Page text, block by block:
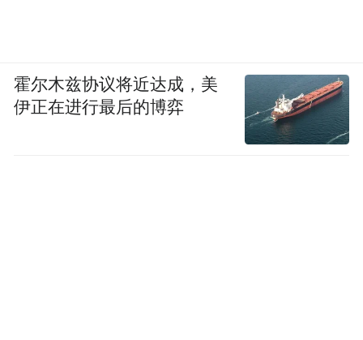
霍尔木兹协议将近达成，美
伊正在进行最后的博弈